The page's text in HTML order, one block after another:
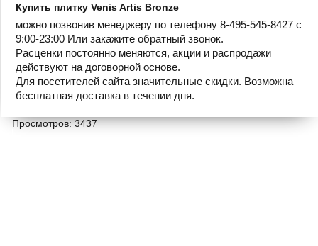
Купить плитку Venis Artis Bronze
можно позвонив менеджеру по телефону 8-495-545-8427 с
9:00-23:00 Или закажите обратный звонок.
Расценки постоянно меняются, акции и распродажи
действуют на договорной основе.
Для посетителей сайта значительные скидки. Возможна
бесплатная доставка в течении дня.
Просмотров: 3437